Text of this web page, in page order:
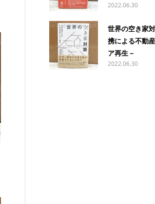
2022.06.30
世界の空き家
携による不動
ア再生－
2022.06.30